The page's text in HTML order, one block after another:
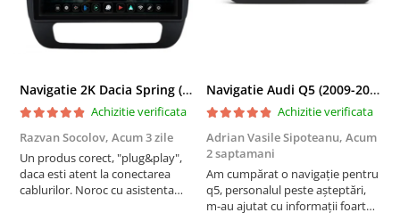
Navigatie 2K Dacia Spring (2021- Prezent), Android, S-Quadcore / 4GB RAM + 64GB ROM, 9.5 Inch - AD-BGS90042K+AD-BGRKIT366V4s
Achizitie verificata
Razvan Socolov, Acum 3 zile
Un produs corect, "plug&play",
daca esti atent la conectarea
cablurilor. Noroc cu asistenta
Navigatie Audi Q5 (2009-2017), Linux OS & OEM, MMI 3G, CarPlay & Android Auto Wireless, MirrorLink, Camera AHD, 12.3 Inch - AD-BGAALNXH+AD-BGRKITQ5002
Achizitie verificata
Adrian Vasile Sipoteanu, Acum
2 saptamani
Am cumpărat o navigație pentru
q5, personalul peste așteptări,
m-au ajutat cu informații foarte